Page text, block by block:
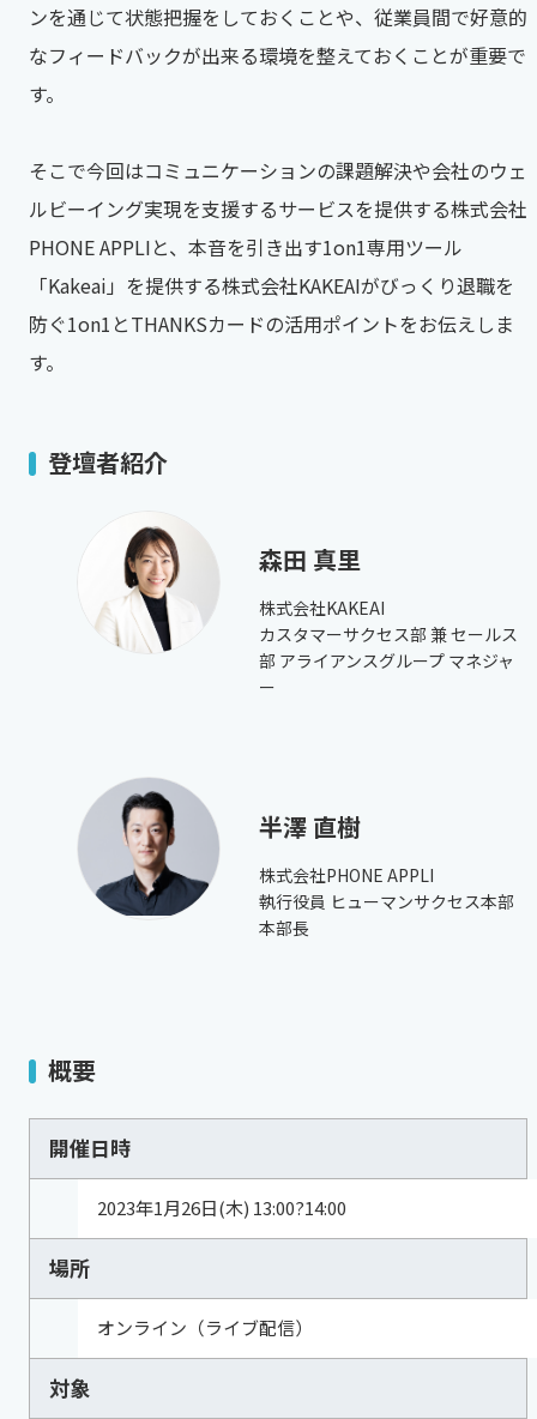
ンを通じて状態把握をしておくことや、従業員間で好意的
なフィードバックが出来る環境を整えておくことが重要で
す。
そこで今回はコミュニケーションの課題解決や会社のウェ
ルビーイング実現を支援するサービスを提供する株式会社
PHONE APPLIと、本音を引き出す1on1専用ツール
「Kakeai」を提供する株式会社KAKEAIがびっくり退職を
防ぐ1on1とTHANKSカードの活用ポイントをお伝えしま
す。
登壇者紹介
森田 真里
株式会社KAKEAI
カスタマーサクセス部 兼 セールス
部 アライアンスグループ マネジャ
ー
半澤 直樹
株式会社PHONE APPLI
執行役員 ヒューマンサクセス本部
本部長
概要
開催日時
2023年1月26日(木) 13:00?14:00
場所
オンライン（ライブ配信）
対象